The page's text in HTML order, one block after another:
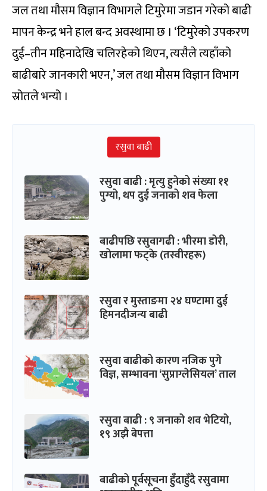
जल तथा मौसम विज्ञान विभागले टिमुरेमा जडान गरेको बाढी
मापन केन्द्र भने हाल बन्द अवस्थामा छ । ‘टिमुरेको उपकरण
दुई–तीन महिनादेखि चलिरहेको थिएन, त्यसैले त्यहाँको
बाढीबारे जानकारी भएन,’ जल तथा मौसम विज्ञान विभाग
स्रोतले भन्यो ।
रसुवा बाढी
रसुवा बाढी : मृत्यु हुनेको संख्या ११
पुग्यो, थप दुई जनाको शव फेला
बाढीपछि रसुवागढी : भीरमा डोरी,
खोलामा फट्के (तस्वीरहरू)
रसुवा र मुस्ताङमा २४ घण्टामा दुई
हिमनदीजन्य बाढी
रसुवा बाढीको कारण नजिक पुगे
विज्ञ, सम्भावना ‘सुप्राग्लेसियल’ ताल
रसुवा बाढी : ९ जनाको शव भेटियो,
१९ अझै बेपत्ता
बाढीको पूर्वसूचना हुँदाहुँदै रसुवामा